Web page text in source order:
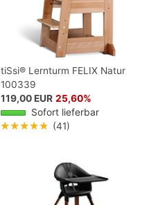
tiSsi® Lernturm FELIX Natur
100339
119,00 EUR 25,60%
Sofort lieferbar
★★★★★ (41)